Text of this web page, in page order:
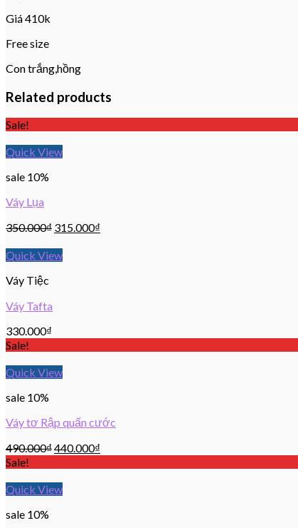
Giá 410k
Free size
Con trắng,hồng
Related products
Sale!
Quick View
sale 10%
Váy Lụa
350.000₫ 315.000₫
Quick View
Váy Tiệc
Váy Tafta
330.000₫
Sale!
Quick View
sale 10%
Váy tơ Rập quấn cước
490.000₫440.000₫
Sale!
Quick View
sale 10%